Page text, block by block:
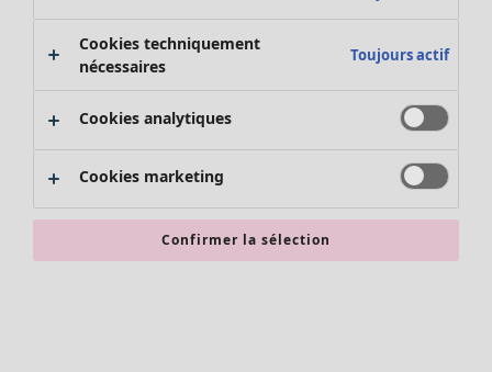
Promos SOLDES
Les promos de Gudrun Sjödén
Nouvel arrivage
Bonnes affaires en soldes - jusqu'à -70
Cookies techniquement
nécessaires
Toujours actif
Cookies analytiques
Cookies marketing
Confirmer la sélection